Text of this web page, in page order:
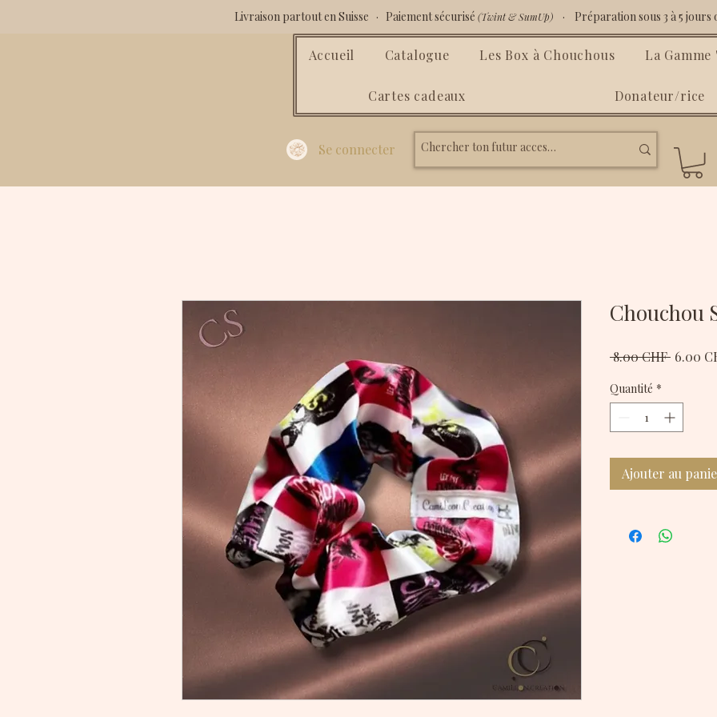
Livraison partout en Suisse · Paiement sécurisé (Twint & SumUp) · Préparation sous 3 à 5 jours
Accueil Catalogue Les Box à Chouchous La Gamme
Cartes cadeaux Donateur/rice
Se connecter
Chouchou
8.00 CHF Prix
6.00
Quantité *
Ajouter au